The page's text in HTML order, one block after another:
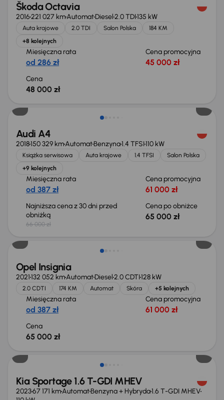
Škoda Octavia
2016221 027 kmAutomatDiesel2.0 TDI135 kW
Auta krajowe 2.0 TDI Salon Polska
184 KM
+8 kolejnych
Miesięczna rata
od 286 zł
Cena promocyjna
45 000 zł
Cena
48 000 zł
Taniej o 1 000 zł
Audi A4
2018150 329 kmAutomatBenzyna1.4 TFSI110 kW
Książka serwisowa Auta krajowe 1.4 TFSI
Salon Polska
+9 kolejnych
Miesięczna rata
od 387 zł
Cena promocyjna
61 000 zł
Najniższa cena z 30 dni przed
obniżką
66 000 zł
Cena po obniżce
65 000 zł
Opel Insignia
2021132 052 kmAutomatDiesel2.0 CDTI128 kW
2.0 CDTI 174 KM Automat Skóra +5 kolejnych
Miesięczna rata
od 387 zł
Cena promocyjna
61 000 zł
Cena
65 000 zł
Taniej o 1 000 zł
Kia Sportage 1.6 T-GDI MHEV
202367 171 kmAutomatBenzyna + Hybryda1.6 T-GDI MHEV